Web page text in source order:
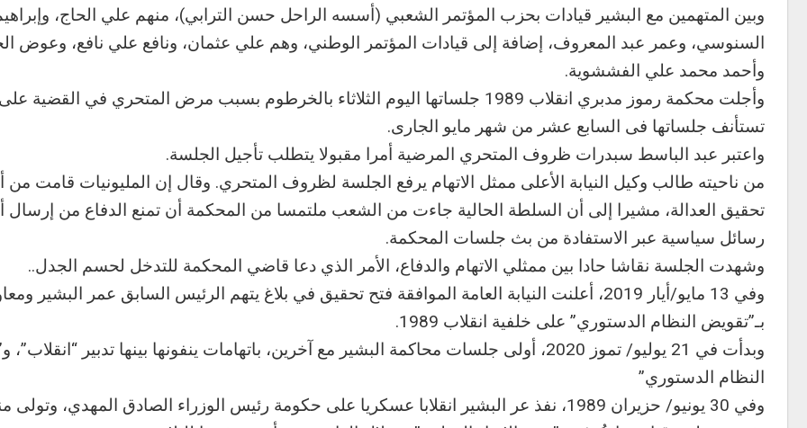
وبين المتهمين مع البشير قيادات بحزب المؤتمر الشعبي (أسسه الراحل حسن الترابي)، منهم علي الحاج،
السنوسي، وعمر عبد المعروف، إضافة إلى قيادات المؤتمر الوطني، وهم علي عثمان، ونافع علي نافع، وعوض
وأحمد محمد علي الفششوية.
وأجلت محكمة رموز مدبري انقلاب 1989 جلساتها اليوم الثلاثاء بالخرطوم بسبب مرض المتحري في القضية
تستأنف جلساتها فى السابع عشر من شهر مايو الجارى.
واعتبر عبد الباسط سبدرات ظروف المتحري المرضية أمرا مقبولا يتطلب تأجيل الجلسة.
من ناحيته طالب وكيل النيابة الأعلى ممثل الاتهام يرفع الجلسة لظروف المتحري. وقال إن المليونيات قامت من
تحقيق العدالة، مشيرا إلى أن السلطة الحالية جاءت من الشعب ملتمسا من المحكمة أن تمنع الدفاع من إرسال
رسائل سياسية عبر الاستفادة من بث جلسات المحكمة.
وشهدت الجلسة نقاشا حادا بين ممثلي الاتهام والدفاع، الأمر الذي دعا قاضي المحكمة للتدخل لحسم الجدل..
وفي 13 مايو/أيار 2019، أعلنت النيابة العامة الموافقة فتح تحقيق في بلاغ يتهم الرئيس السابق عمر البشير
بـ”تقويض النظام الدستوري” على خلفية انقلاب 1989.
وبدأت في 21 يوليو/ تموز 2020، أولى جلسات محاكمة البشير مع آخرين، باتهامات ينفونها بينها تدبير
النظام الدستوري”
وفي 30 يونيو/ حزيران 1989، نفذ عر البشير انقلابا عسكريا على حكومة رئيس الوزراء الصادق المهدي،